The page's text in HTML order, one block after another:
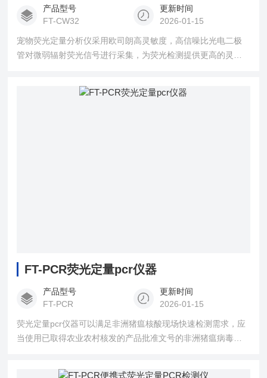
产品型号
FT-CW32
更新时间
2026-01-15
宠物荧光定量分析仪采用欧司朗高灵敏度，高信噪比光电二极
管对微弱辐射荧光信号进行采集，为荧光检测提供更高的灵敏
FT-PCR荧光定量pcr仪器
产品型号
FT-PCR
更新时间
2026-01-15
荧光定量pcr仪器可以满足非洲猪瘟核酸现场快速检测需求，应
当使用已取得农业农村核发的产品批准文号的非洲猪瘟病毒诊